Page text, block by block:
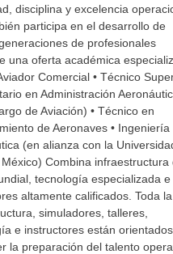
disciplina y excelencia
participa en el desarrollo de
de profesionales
una oferta académica
Comercial • Técnico
en Administración
de Aviación) • Técnico en
de Aeronaves • Ingeniería
(en alianza con la
Combina infraestructura
tecnología especializada e
altamente calificados. Toda la
simuladores, talleres,
e instructores están
la preparación del talento